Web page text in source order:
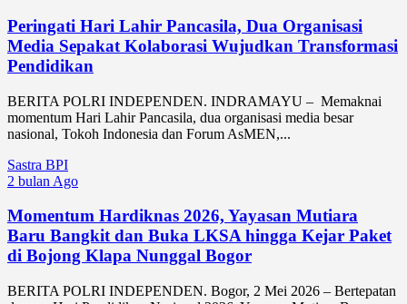
Peringati Hari Lahir Pancasila, Dua Organisasi
Media Sepakat Kolaborasi Wujudkan Transformasi
Pendidikan
BERITA POLRI INDEPENDEN. INDRAMAYU – Memaknai
momentum Hari Lahir Pancasila, dua organisasi media besar
nasional, Tokoh Indonesia dan Forum AsMEN,...
Sastra BPI
2 bulan Ago
Momentum Hardiknas 2026, Yayasan Mutiara
Baru Bangkit dan Buka LKSA hingga Kejar Paket
di Bojong Klapa Nunggal Bogor
BERITA POLRI INDEPENDEN. Bogor, 2 Mei 2026 – Bertepatan